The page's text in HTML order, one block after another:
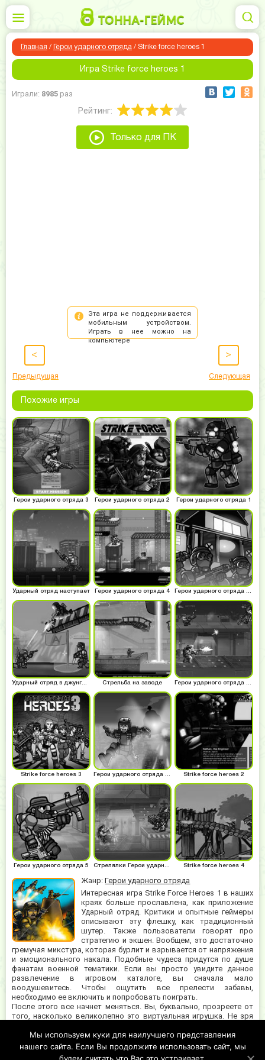
Главная / Герои ударного отряда / Strike force heroes 1
Игра Strike force heroes 1
Играли: 8985 раз
Рейтинг:
Только для ПК
<
Предыдущая
>
Следующая
Жанр:Герои ударного отряда
Интересная игра Strike Force Heroes 1 в наших
краях больше прославлена, как приложение
Ударный отряд. Критики и опытные геймеры
описывают эту флешку, как традиционный
шутер. Также пользователи говорят про
стратегию и экшен. Вообщем, это достаточно
гремучая микстура, которая бурлит и взрывается от напряжения
и эмоционального накала. Подобные чудеса придутся по душе
фанатам военной тематики. Если вы просто увидите данное
развлечение в игровом каталоге, вы сначала мало
воодушевитесь. Чтобы ощутить все прелести забавы,
необходимо ее включить и попробовать поиграть.
После этого все начнет меняться. Вы, буквально, прозреете от
того, насколько великолепно это виртуальная игрушка. Не зря
Пройдите первый раунд, чтобы разобраться в возможностях
сказки. Уверены, будет повод пораскинуть мозгами и
напряженно оценить ситуацию.
Похожие игры
Герои ударного отряда 3 Герои ударного отряда 2 Герои ударного отряда 1
Ударный отряд наступает Герои ударного отряда 4 Герои ударного отряда для мальчиков
Ударный отряд в джунглях Стрельба на заводе Герои ударного отряда в лаборатории
Strike force heroes 3 Strike force heroes 2
Герои ударного отряда 5 Стрелялки Герои ударного отряда Strike force heroes 4
Мы используем куки для наилучшего представления
нашего сайта. Если Вы продолжите использовать сайт, мы